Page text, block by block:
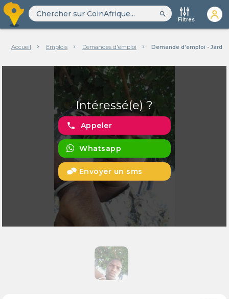
search
Filtres
Accueil Emplois Demandes d'emploi Demande d'emploi -
Intéressé(e) ?
phone Appeler
Whatsapp
Envoyer un sms